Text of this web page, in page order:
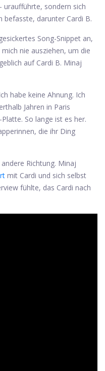
uraufführte, sondern sich
befasste, darunter Cardi B.
Song-Snippet an,
nie ausziehen, um die
auf Cardi B. Minaj
habe keine Ahnung. Ich
Jahren in Paris
So lange ist es her.
die ihr Ding
Richtung. Minaj
mit Cardi und sich selbst
fühlte, das Cardi nach